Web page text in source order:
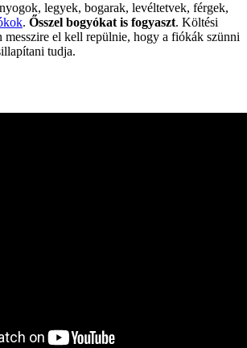
legyek, bogarak, levéltetvek, férgek,
. Ősszel bogyókat is fogyaszt. Költési
messzire el kell repülnie, hogy a fiókák szünni
tudja.